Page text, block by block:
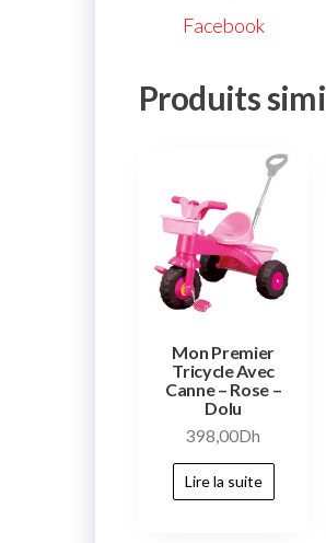
Facebook
Produits
Mon Premier
Tricycle Avec
Canne – Rose –
Dolu
398,00Dh
Lire la suite